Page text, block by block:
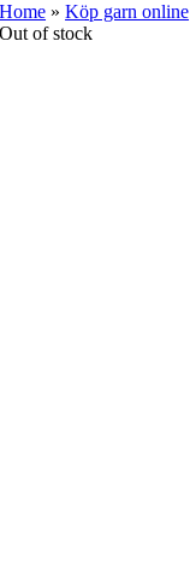
Home »Köp garn online
Out of stock